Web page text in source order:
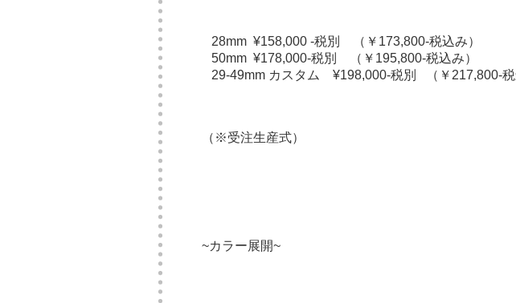
28mm ¥158,000 -税別 （￥173,800-税込み）
50mm ¥178,000-税別
（￥195,800-税込み）
29-49mm カスタム ¥198,000-税別
（￥217,800-税
（※受注生産式）
~カラー展開~